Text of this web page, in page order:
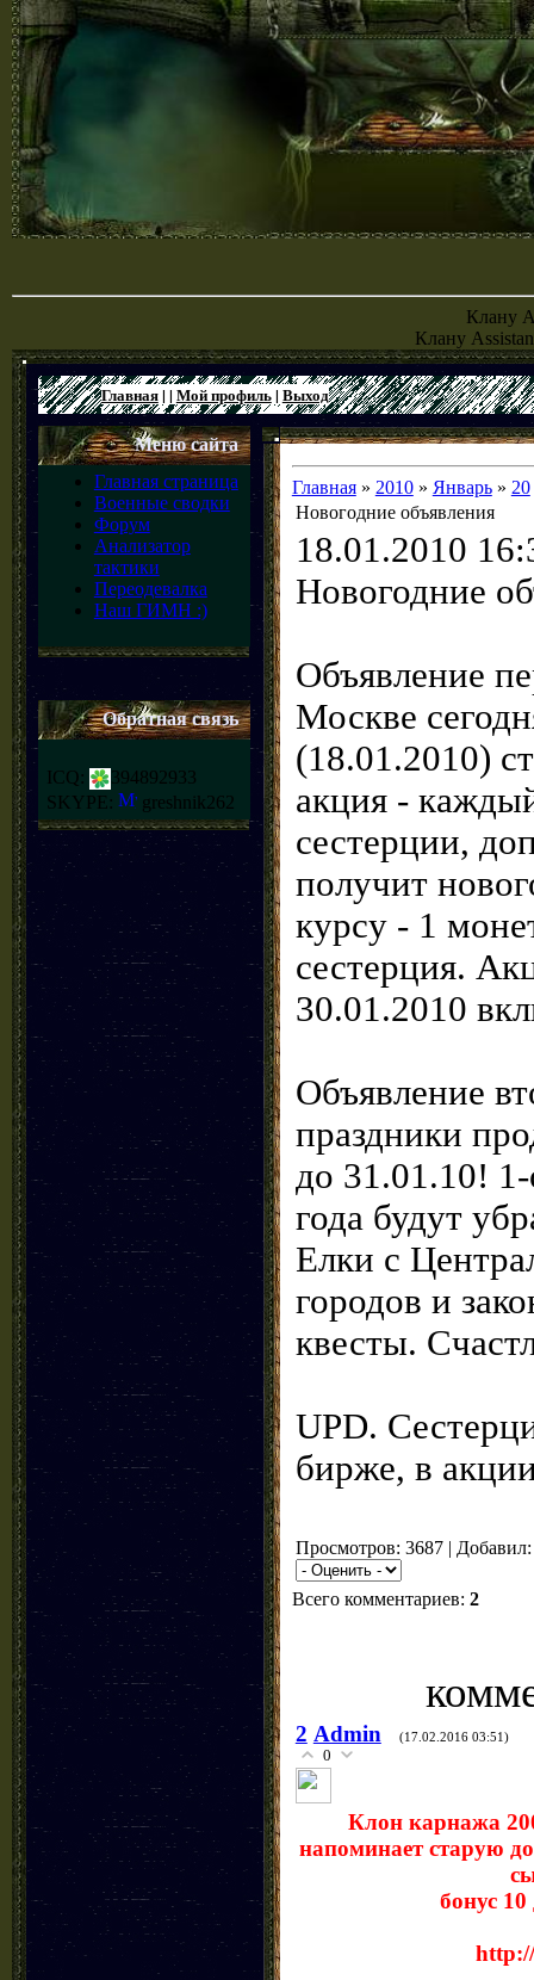
Клану
Клану
Главная| | Мой профиль| Выход
Меню сайта
Главная страница
Военные сводки
Форум
Анализатор
тактики
Переодевалка
Наш ГИМН :)
Обратная связь
ICQ:
394892933
SKYPE:
greshnik262
Главная» 2010 » Январь » 20
Новогодние объявления
18.01.2010
Новогодние
Объявление
Москве
(18.01.2010)
акция -
сестерции,
получит
курсу - 1
сестерция.
30.01.2010
Объявление
праздники
до 31.01.10!
года будут
Елки с
городов и
квесты.
UPD.
бирже, в
Просмотров: 3687 |
Всего комментариев: 2
2 Admin (17.02.2016 03:51)
0
Клон карнажа
напоминает старую
бонус 10